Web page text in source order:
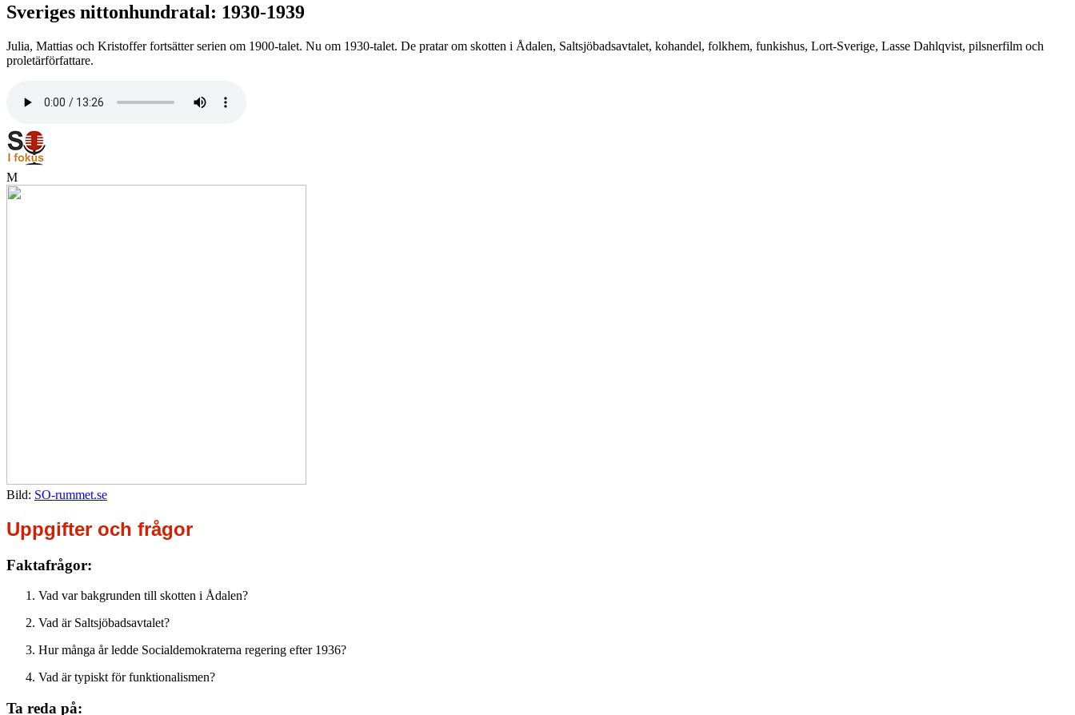
Sveriges nittonhundratal: 1930-1939
Julia, Mattias och Kristoffer fortsätter serien om 1900-talet. Nu om 1930-talet. De pratar om skotten i Ådalen, Saltsjöbadsavtalet, kohandel, folkhem, funkishus, Lort-Sverige, Lasse Dahlqvist, pilsnerfilm och
proletärförfattare.
M
Bild: SO-rummet.se
Uppgifter och frågor
Faktafrågor:
Vad var bakgrunden till skotten i Ådalen?
Vad är Saltsjöbadsavtalet?
Hur många år ledde Socialdemokraterna regering efter 1936?
Vad är typiskt för funktionalismen?
Ta reda på: